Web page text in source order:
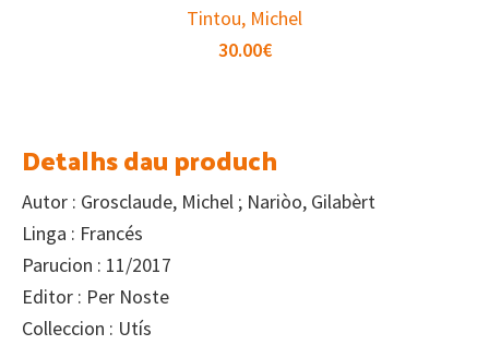
Tintou, Michel
30.00€
Detalhs dau produch
Autor : Grosclaude, Michel ; Nariòo, Gilabèrt
Linga : Francés
Parucion : 11/2017
Editor : Per Noste
Colleccion : Utís